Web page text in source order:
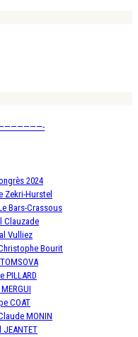
2024
Zekri-Hurstel
Bars-Crassous
Clauzade
Vulliez
Bourit
PILLARD
COAT
MONIN
JEANTET